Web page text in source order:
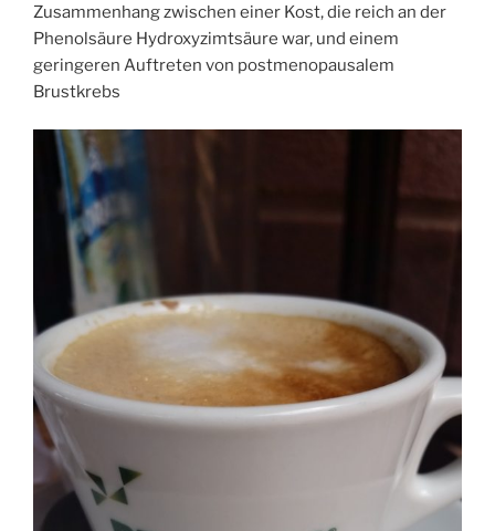
Zusammenhang zwischen einer Kost, die reich an der
Phenolsäure Hydroxyzimtsäure war, und einem
geringeren Auftreten von postmenopausalem
Brustkrebs